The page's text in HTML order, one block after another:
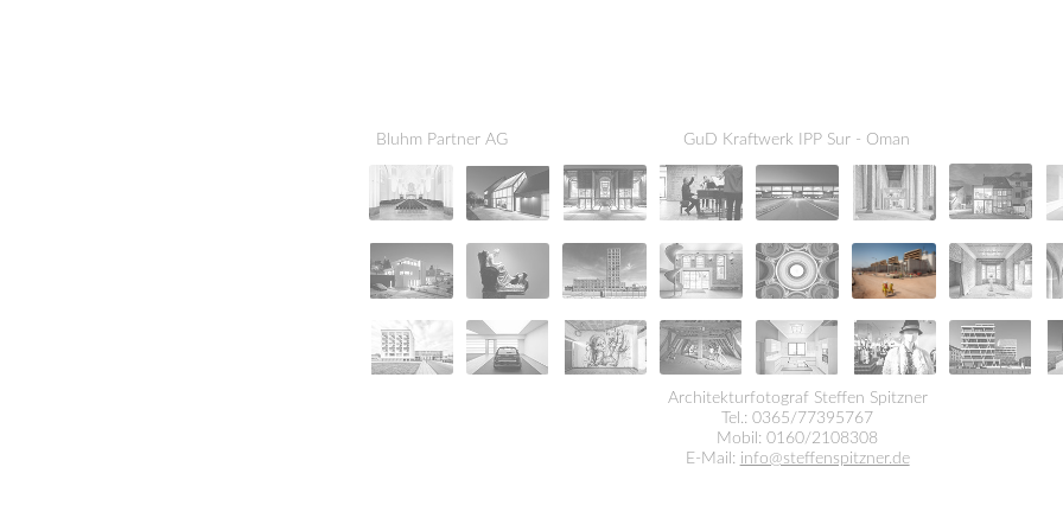
Bluhm Partner AG GuD Kraftwerk IPP Sur - Oman
Architekturfotograf Steffen Spitzner
Tel.: 0365/77395767
Mobil: 0160/2108308
E-Mail: info@steffenspitzner.de